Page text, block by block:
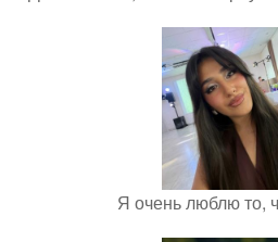
Я очень люблю то,